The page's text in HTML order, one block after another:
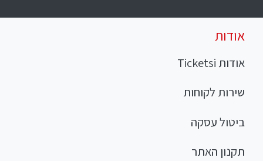
אודות
אודות Ticketsi
שירות לקוחות
ביטול עסקה
תקנון האתר